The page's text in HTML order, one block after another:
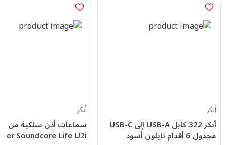
أنكر
أنكر 322 كابل USB-A إلى USB-C
مجدول 6 أقدام نايلون أسود
أنكر
سماعات أذن سلكية من